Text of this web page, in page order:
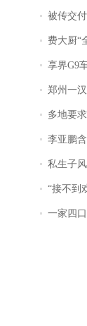
被传交付严重超期、糊弄客户
费大厨“全国
享界G9
郑州一汉堡店撤场前，通
多地要
李亚鹏含泪感谢“地铁吐血女
私生子风波后
“接不到戏，收入基
一家四口